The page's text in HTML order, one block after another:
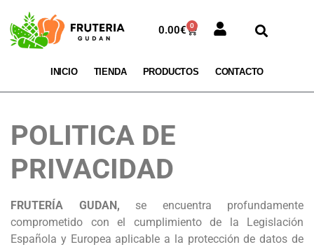
INICIO TIENDA PRODUCTOS CONTACTO
0.00€ 0
POLITICA DE
PRIVACIDAD
FRUTERÍA GUDAN, se encuentra profundamente
comprometido con el cumplimiento de la Legislación
Española y Europea aplicable a la protección de datos de